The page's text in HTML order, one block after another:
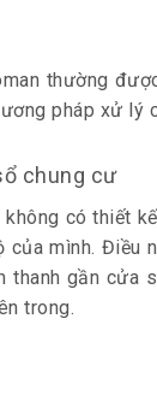
thường
pháp xử lý
chung cư
có thiết
của mình. Điều
thanh gần cửa
trong.